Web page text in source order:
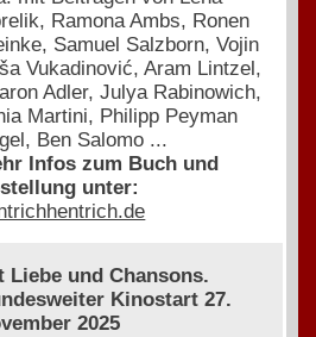
Ramona Ambs, Ronen
Samuel Salzborn, Vojin
Vukadinović, Aram Lintzel,
Adler, Julya Rabinowich,
Martini, Philipp Peyman
Ben Salomo ...
Infos zum Buch und
unter:
Liebe und Chansons.
Kinostart 27.
2025